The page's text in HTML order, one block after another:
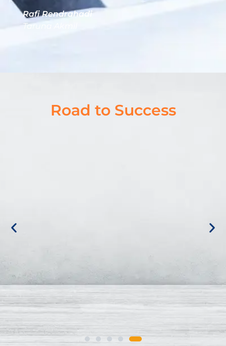
Syahrul Akbar
Road to Success
5). Best Result